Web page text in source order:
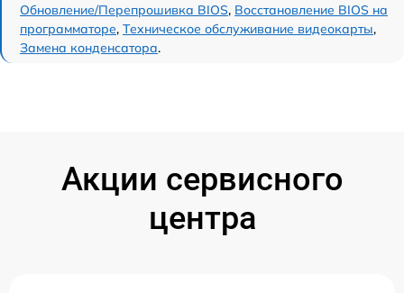
Обновление/Перепрошивка BIOS, Восстановление BIOS на
программаторе, Техническое обслуживание видеокарты,
Замена конденсатора.
Акции сервисного
центра